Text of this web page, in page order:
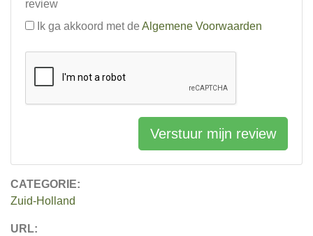
CATEGORIE:
Zuid-Holland
URL:
review
Ik ga akkoord met de Algemene Voorwaarden
Verstuur mijn review